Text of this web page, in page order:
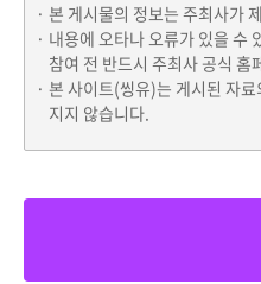
본 게시물의 정보는 주최사가
내용에 오타나 오류가 있을 수
참여 전 반드시 주최사 공식
본 사이트(씽유)는 게시된 자
지지 않습니다.